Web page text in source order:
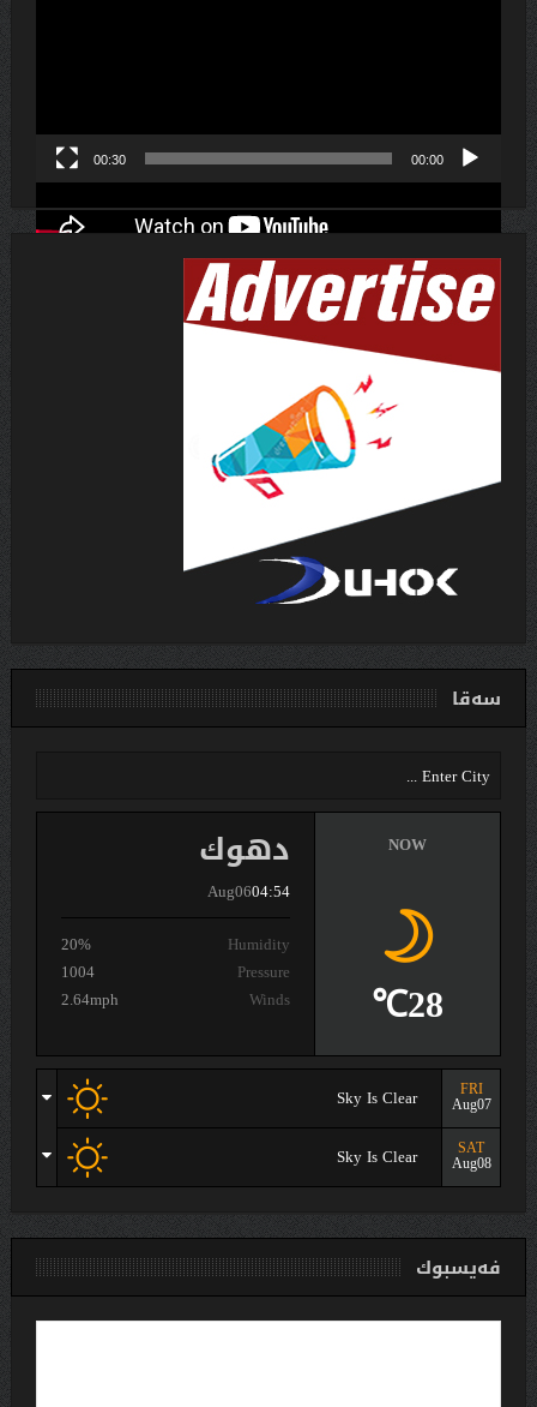
00:00
00:30
سەقا
دهوك
Aug0604:54
Humidity
20%
Pressure
1004
Winds
2.64mph
NOW
28℃
FRI
Aug07
Sky Is Clear
SAT
Aug08
Sky Is Clear
فەیسبوك